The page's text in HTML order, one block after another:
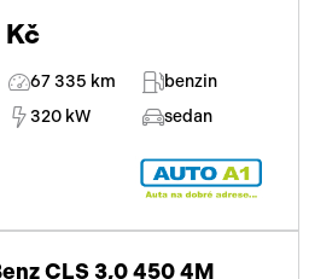
Kč
67 335 km
benzin
320 kW sedan
CLS 3,0 450 4M